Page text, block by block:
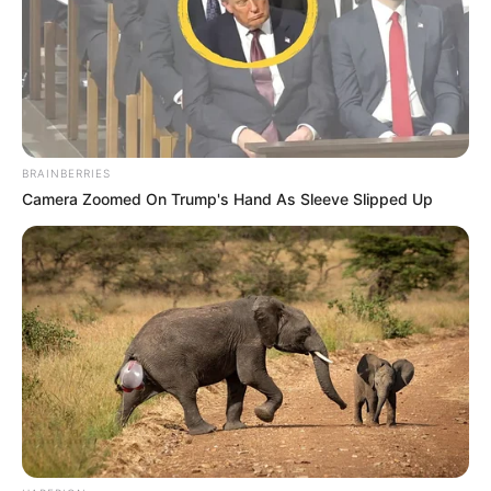
Haverok vagyunk, tehát mindenféleképpen
hiányzott a jelenléte. Egyébként meg azt
gondolom, így is pörgött az adás, hála Istennek,
megint tudtam kicsit szívatni, úgy, hogy nincs itt.
Viktor kisebb műtéten esett át, amit szerencsére
időben sikerült elvégezni, így nem húzódott el a
felépülése.
Fertőszögi Péter már a műtét elött érezte
barátjánál, hogy valami nincs rendben. Tudta,
valami baja van, és jók is voltak a megérzései. Örül
a felépülésének, de beismerte, hogy nagyon
hiányzott neki Viktor.
BRAINBERRIES
Camera Zoomed On Trump's Hand As Sleeve Slipped Up